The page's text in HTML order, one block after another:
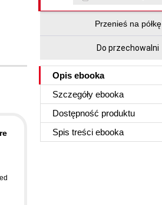
Przenieś na półkę
Do przechowalni
Opis ebooka
Szczegóły ebooka
Dostępność produktu
Spis treści ebooka